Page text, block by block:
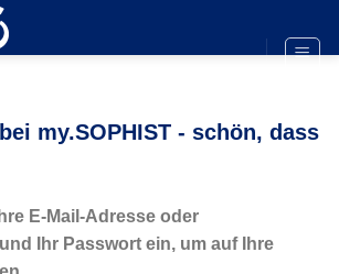
my.SOPHIST - schön, dass
E-Mail-Adresse oder
Ihr Passwort ein, um auf Ihre